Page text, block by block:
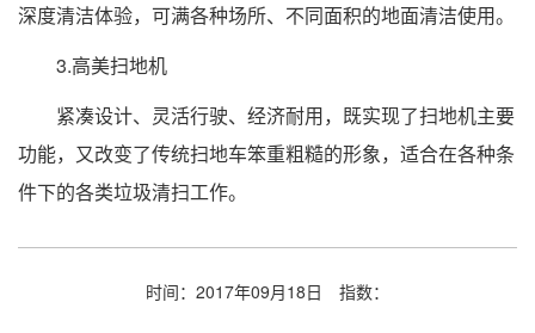
深度清洁体验，可满各种场所、不同面积的地面清洁使用。
3.高美扫地机
紧凑设计、灵活行驶、经济耐用，既实现了扫地机主要
功能，又改变了传统扫地车笨重粗糙的形象，适合在各种条
件下的各类垃圾清扫工作。
时间：2017年09月18日 指数：